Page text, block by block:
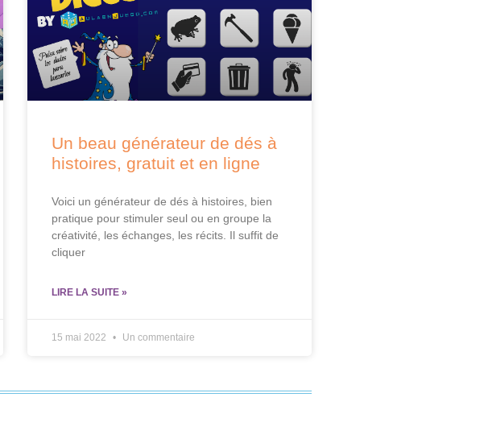
Un beau générateur de dés à
histoires, gratuit et en ligne
Voici un générateur de dés à histoires, bien
pratique pour stimuler seul ou en groupe la
créativité, les échanges, les récits. Il suffit de
cliquer
LIRE LA SUITE »
15 mai 2022 Un commentaire